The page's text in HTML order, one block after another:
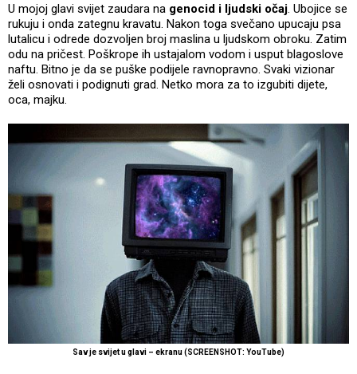
U mojoj glavi svijet zaudara na genocid i ljudski očaj. Ubojice se
rukuju i onda zategnu kravatu. Nakon toga svečano upucaju psa
lutalicu i odrede dozvoljen broj maslina u ljudskom obroku. Zatim
odu na pričest. Poškrope ih ustajalom vodom i usput blagoslove
naftu. Bitno je da se puške podijele ravnopravno. Svaki vizionar
želi osnovati i podignuti grad. Netko mora za to izgubiti dijete,
oca, majku.
Sav je svijet u glavi – ekranu(SCREENSHOT: YouTube)